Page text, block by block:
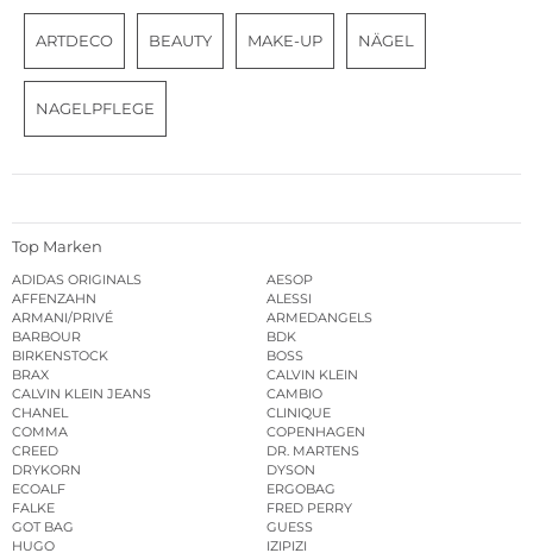
ARTDECO BEAUTY MAKE-UP NÄGEL
NAGELPFLEGE
Top Marken
ADIDAS ORIGINALS
AESOP
AFFENZAHN
ALESSI
ARMANI/PRIVÉ
ARMEDANGELS
BARBOUR
BDK
BIRKENSTOCK
BOSS
BRAX
CALVIN KLEIN
CALVIN KLEIN JEANS
CAMBIO
CHANEL
CLINIQUE
COMMA
COPENHAGEN
CREED
DR. MARTENS
DRYKORN
DYSON
ECOALF
ERGOBAG
FALKE
FRED PERRY
GOT BAG
GUESS
HUGO
IZIPIZI